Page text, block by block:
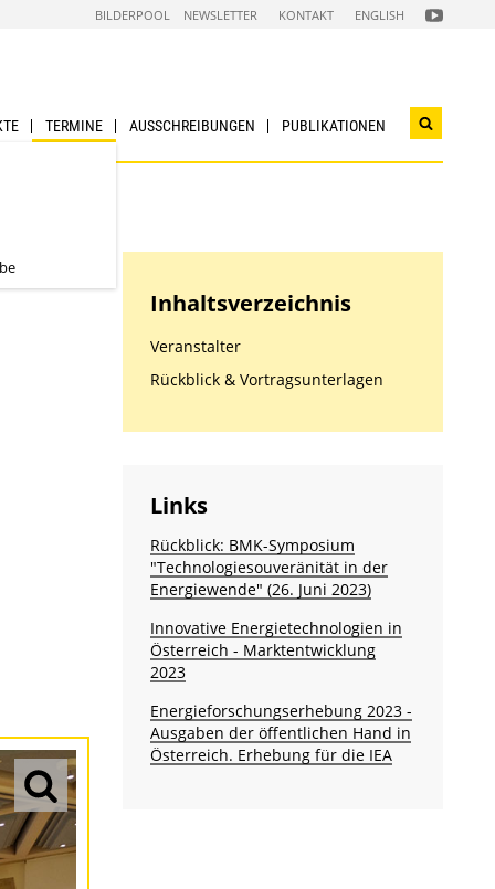
BILDERPOOL NEWSLETTER KONTAKT ENGLISH FOLGEN
SIE
TERMINE AUSSCHREIBUNGEN PUBLIKATIONEN
Inhaltsverzeichnis
Veranstalter
Rückblick & Vortragsunterlagen
Links
Rückblick: BMK-Symposium
"Technologiesouveränität in der
Energiewende" (26. Juni 2023)
Innovative Energietechnologien in
Österreich - Marktentwicklung
2023
Energieforschungserhebung 2023 -
Ausgaben der öffentlichen Hand in
Österreich. Erhebung für die IEA